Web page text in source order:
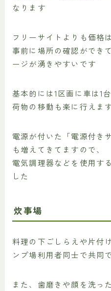
なります
フリーサイトよりも価格
事前に場所の確認ができ
ージが湧きやすいです
基本的には1区画に車は1
荷物の移動も楽に行えま
電源が付いた「電源付き
も増えてきてますので、
電気調理器などを使用す
した
炊事場
料理の下ごしらえや片付
ンプ場利用者同士で共同
また、歯磨きや顔を洗っ